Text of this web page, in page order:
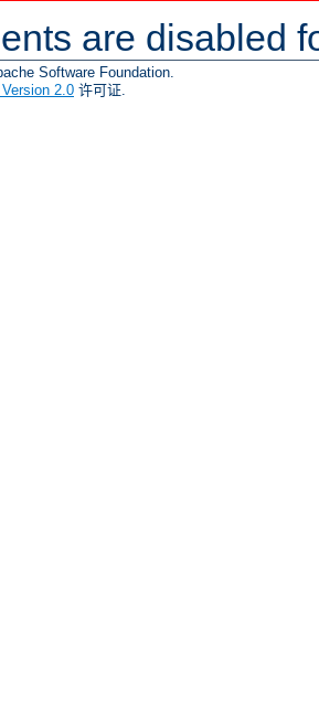
are disabled
Software Foundation.
2.0 许可证.